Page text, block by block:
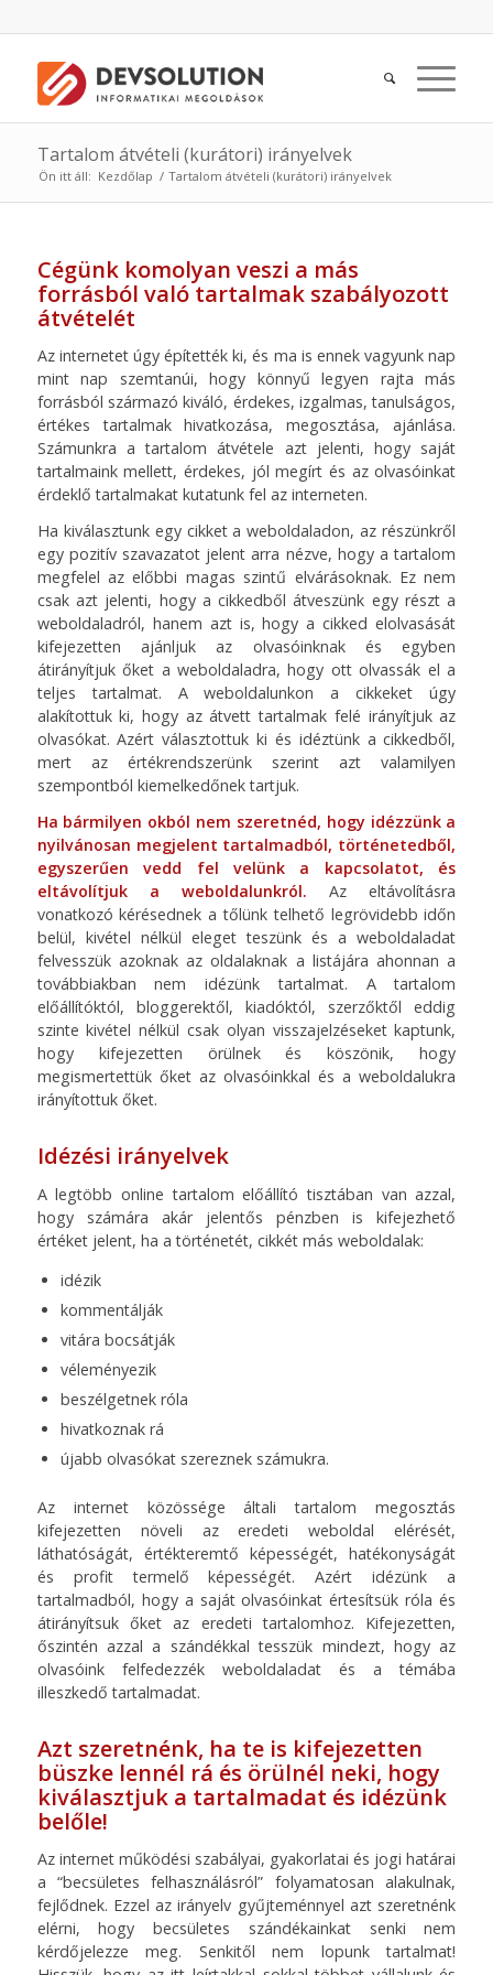
Tartalom átvételi (kurátori) irányelvek
Ön itt áll: Kezdőlap / Tartalom átvételi (kurátori) irányelvek
Cégünk komolyan veszi a más
forrásból való tartalmak szabályozott
átvételét
Az internetet úgy építették ki, és ma is ennek vagyunk nap
mint nap szemtanúi, hogy könnyű legyen rajta más
forrásból származó kiváló, érdekes, izgalmas, tanulságos,
értékes tartalmak hivatkozása, megosztása, ajánlása.
Számunkra a tartalom átvétele azt jelenti, hogy saját
tartalmaink mellett, érdekes, jól megírt és az olvasóinkat
érdeklő tartalmakat kutatunk fel az interneten.
Ha kiválasztunk egy cikket a weboldaladon, az részünkről
egy pozitív szavazatot jelent arra nézve, hogy a tartalom
megfelel az előbbi magas szintű elvárásoknak. Ez nem
csak azt jelenti, hogy a cikkedből átveszünk egy részt a
weboldaladról, hanem azt is, hogy a cikked elolvasását
kifejezetten ajánljuk az olvasóinknak és egyben
átirányítjuk őket a weboldaladra, hogy ott olvassák el a
teljes tartalmat. A weboldalunkon a cikkeket úgy
alakítottuk ki, hogy az átvett tartalmak felé irányítjuk az
olvasókat. Azért választottuk ki és idéztünk a cikkedből,
mert az értékrendszerünk szerint azt valamilyen
szempontból kiemelkedőnek tartjuk.
Ha bármilyen okból nem szeretnéd, hogy idézzünk a
nyilvánosan megjelent tartalmadból, történetedből,
egyszerűen vedd fel velünk a kapcsolatot, és
eltávolítjuk a weboldalunkról. Az eltávolításra
vonatkozó kérésednek a tőlünk telhető legrövidebb időn
belül, kivétel nélkül eleget teszünk és a weboldaladat
felvesszük azoknak az oldalaknak a listájára ahonnan a
továbbiakban nem idézünk tartalmat. A tartalom
előállítóktól, bloggerektől, kiadóktól, szerzőktől eddig
szinte kivétel nélkül csak olyan visszajelzéseket kaptunk,
hogy kifejezetten örülnek és köszönik, hogy
megismertettük őket az olvasóinkkal és a weboldalukra
irányítottuk őket.
Idézési irányelvek
A legtöbb online tartalom előállító tisztában van azzal,
hogy számára akár jelentős pénzben is kifejezhető
értéket jelent, ha a történetét, cikkét más weboldalak:
idézik
kommentálják
vitára bocsátják
véleményezik
beszélgetnek róla
hivatkoznak rá
újabb olvasókat szereznek számukra.
Az internet közössége általi tartalom megosztás
kifejezetten növeli az eredeti weboldal elérését,
láthatóságát, értékteremtő képességét, hatékonyságát
és profit termelő képességét. Azért idézünk a
tartalmadból, hogy a saját olvasóinkat értesítsük róla és
átirányítsuk őket az eredeti tartalomhoz. Kifejezetten,
őszintén azzal a szándékkal tesszük mindezt, hogy az
olvasóink felfedezzék weboldaladat és a témába
illeszkedő tartalmadat.
Azt szeretnénk, ha te is kifejezetten
büszke lennél rá és örülnél neki, hogy
kiválasztjuk a tartalmadat és idézünk
belőle!
Az internet működési szabályai, gyakorlatai és jogi határai
a “becsületes felhasználásról” folyamatosan alakulnak,
fejlődnek. Ezzel az irányelv gyűjteménnyel azt szeretnénk
elérni, hogy becsületes szándékainkat senki nem
kérdőjelezze meg. Senkitől nem lopunk tartalmat!